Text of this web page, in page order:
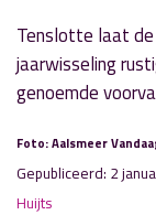
Tenslotte laat
jaarwisseling
genoemde
Foto: Aalsmeer
Gepubliceerd: 2
Huijts